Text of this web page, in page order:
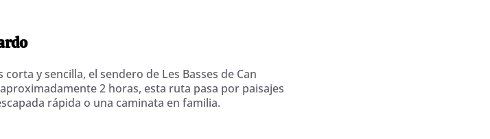
y sencilla, el sendero de Les Basses de Can
2 horas, esta ruta pasa por paisajes
rápida o una caminata en familia.